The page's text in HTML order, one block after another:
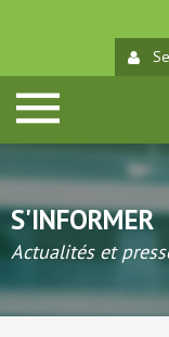
S'INFORMER
Actualités et